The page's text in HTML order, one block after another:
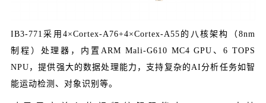
IB3-771采用4×Cortex-A76+4×Cortex-A55的八核架构（8nm
制程）处理器，内置ARM Mali-G610 MC4 GPU、6 TOPS
NPU，提供强大的数据处理能力，支持复杂的AI分析任务如智
能运动检测、对象识别等。